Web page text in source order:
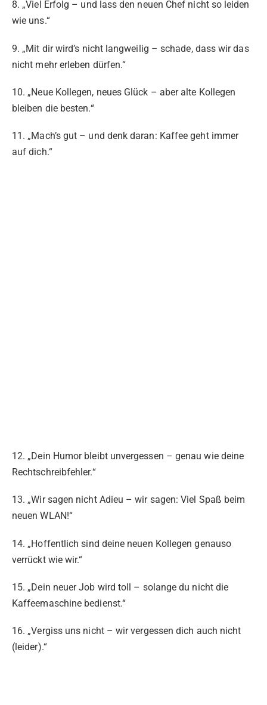
8. „Viel Erfolg – und lass den neuen Chef nicht so leiden
wie uns.“
9. „Mit dir wird’s nicht langweilig – schade, dass wir das
nicht mehr erleben dürfen.“
10. „Neue Kollegen, neues Glück – aber alte Kollegen
bleiben die besten.“
11. „Mach’s gut – und denk daran: Kaffee geht immer
auf dich.“
12. „Dein Humor bleibt unvergessen – genau wie deine
Rechtschreibfehler.“
13. „Wir sagen nicht Adieu – wir sagen: Viel Spaß beim
neuen WLAN!“
14. „Hoffentlich sind deine neuen Kollegen genauso
verrückt wie wir.“
15. „Dein neuer Job wird toll – solange du nicht die
Kaffeemaschine bedienst.“
16. „Vergiss uns nicht – wir vergessen dich auch nicht
(leider).“